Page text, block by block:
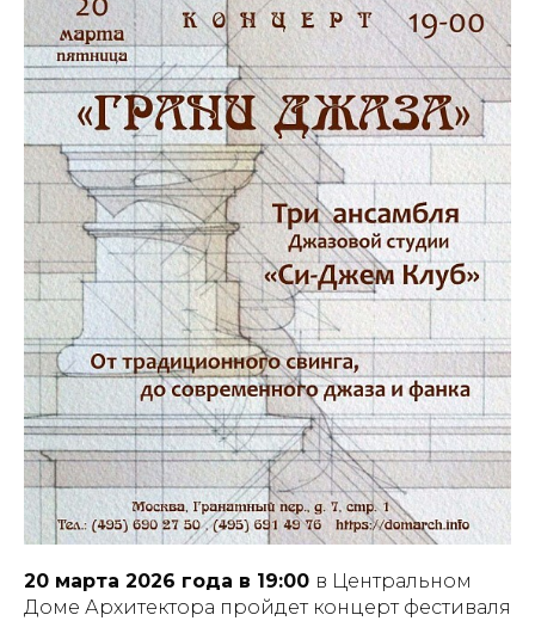
20 марта 2026 года в 19:00 в Центральном
Доме Архитектора пройдет концерт фестиваля